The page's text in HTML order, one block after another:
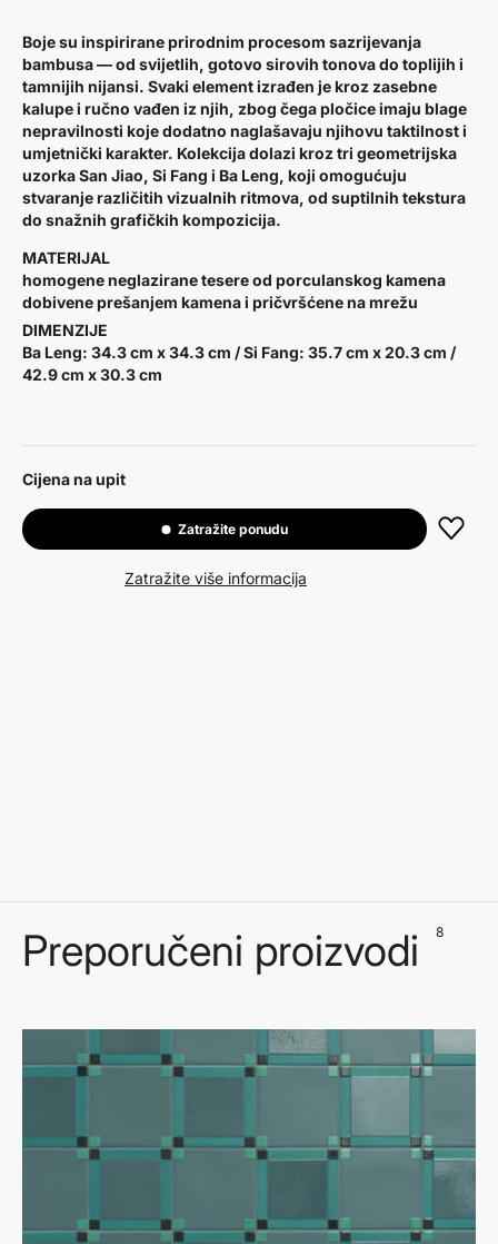
Boje su inspirirane prirodnim procesom sazrijevanja
bambusa — od svijetlih, gotovo sirovih tonova do toplijih i
tamnijih nijansi. Svaki element izrađen je kroz zasebne
kalupe i ručno vađen iz njih, zbog čega pločice imaju blage
nepravilnosti koje dodatno naglašavaju njihovu taktilnost i
umjetnički karakter. Kolekcija dolazi kroz tri geometrijska
uzorka San Jiao, Si Fang i Ba Leng, koji omogućuju
stvaranje različitih vizualnih ritmova, od suptilnih tekstura
do snažnih grafičkih kompozicija.
MATERIJAL
homogene neglazirane tesere od porculanskog kamena
dobivene prešanjem kamena i pričvršćene na mrežu
DIMENZIJE
Ba Leng: 34.3 cm x 34.3 cm / Si Fang: 35.7 cm x 20.3 cm /
42.9 cm x 30.3 cm
Cijena na upit
Zatražite ponudu
Zatražite više informacija
Preporučeni proizvodi 8